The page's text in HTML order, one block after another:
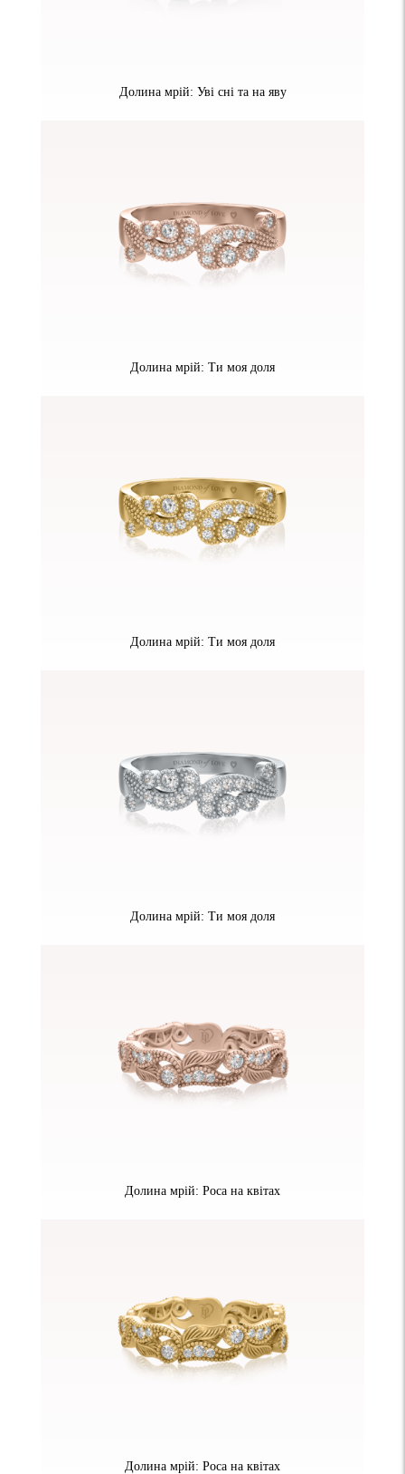
Долина мрій: Уві сні та на яву
Долина мрій: Ти моя доля
Долина мрій: Ти моя доля
Долина мрій: Ти моя доля
Долина мрій: Роса на квітах
Долина мрій: Роса на квітах